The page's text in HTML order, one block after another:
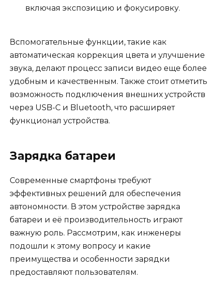
включая экспозицию и фокусировку.
Вспомогательные функции, такие как
автоматическая коррекция цвета и улучшение
звука, делают процесс записи видео еще более
удобным и качественным. Также стоит отметить
возможность подключения внешних устройств
через USB-C и Bluetooth, что расширяет
функционал устройства.
Зарядка батареи
Современные смартфоны требуют
эффективных решений для обеспечения
автономности. В этом устройстве зарядка
батареи и её производительность играют
важную роль. Рассмотрим, как инженеры
подошли к этому вопросу и какие
преимущества и особенности зарядки
предоставляют пользователям.